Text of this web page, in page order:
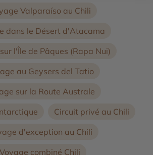
Valparaíso au Chili
dans le Désert d'Atacama
l'Île de Pâques (Rapa Nui)
au Geysers del Tatio
sur la Route Australe
Circuit privé au Chili
d'exception au Chili
Voyage combiné Chili